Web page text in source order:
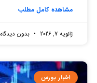
مشاهده کامل مطلب
ژانویه 7, 2026 بدون دیدگاه
اخبار بورس